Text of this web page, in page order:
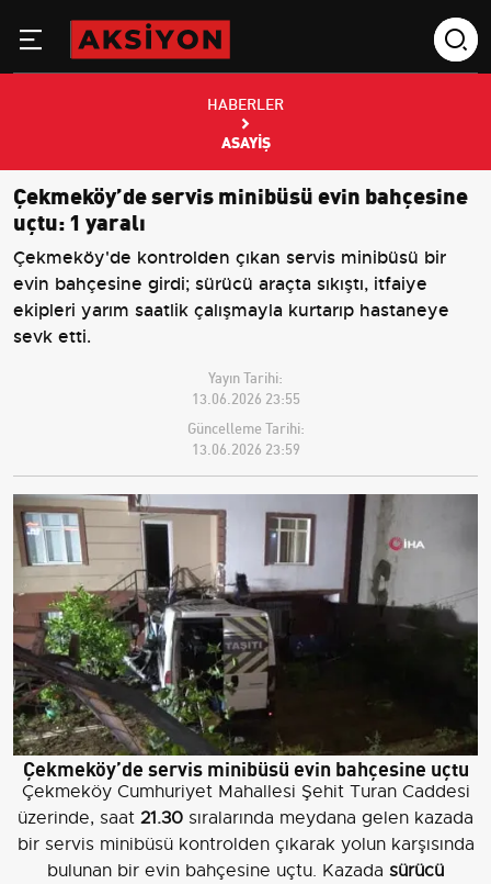
HABERLER
ASAYIŞ
Çekmeköy’de servis minibüsü evin bahçesine
uçtu: 1 yaralı
Çekmeköy'de kontrolden çıkan servis minibüsü bir
evin bahçesine girdi; sürücü araçta sıkıştı, itfaiye
ekipleri yarım saatlik çalışmayla kurtarıp hastaneye
sevk etti.
Yayın Tarihi:
13.06.2026 23:55
Güncelleme Tarihi:
13.06.2026 23:59
Çekmeköy’de servis minibüsü evin bahçesine uçtu
Çekmeköy Cumhuriyet Mahallesi Şehit Turan Caddesi
üzerinde, saat 21.30 sıralarında meydana gelen kazada
bir servis minibüsü kontrolden çıkarak yolun karşısında
bulunan bir evin bahçesine uçtu. Kazada sürücü